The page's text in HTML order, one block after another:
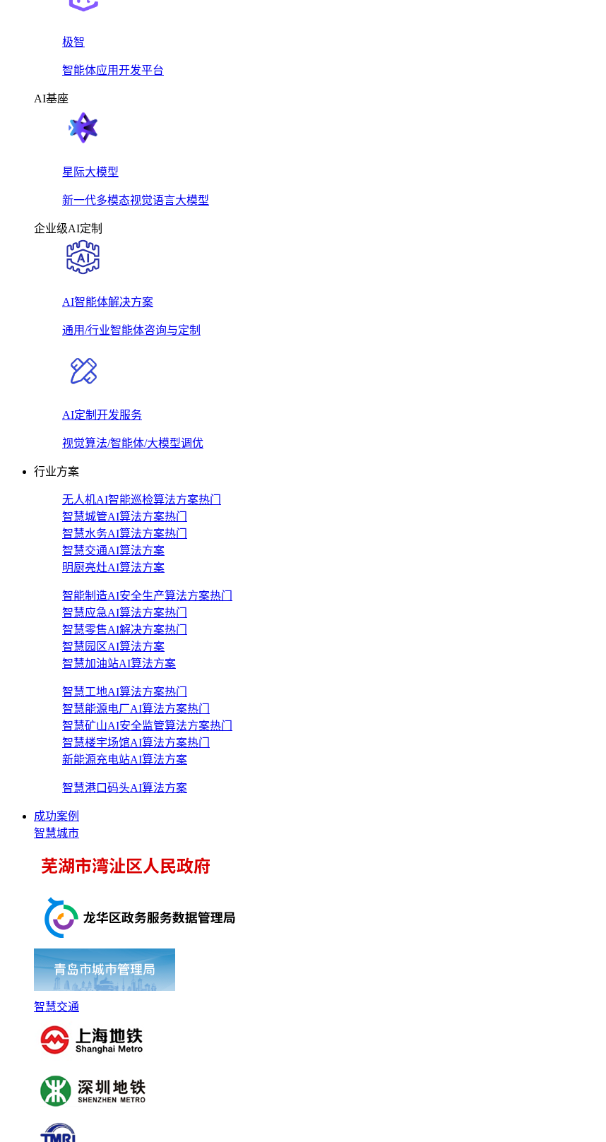
极智
智能体应用开发平台
AI基座
星际大模型
新一代多模态视觉语言大模型
企业级AI定制
AI智能体解决方案
通用/行业智能体咨询与定制
AI定制开发服务
视觉算法/智能体/大模型调优
行业方案
无人机AI智能巡检算法方案热门
智慧城管AI算法方案热门
智慧水务AI算法方案热门
智慧交通AI算法方案
明厨亮灶AI算法方案
智能制造AI安全生产算法方案热门
智慧应急AI算法方案热门
智慧零售AI解决方案热门
智慧园区AI算法方案
智慧加油站AI算法方案
智慧工地AI算法方案热门
智慧能源电厂AI算法方案热门
智慧矿山AI安全监管算法方案热门
智慧楼宇场馆AI算法方案热门
新能源充电站AI算法方案
智慧港口码头AI算法方案
成功案例
智慧城市
智慧交通